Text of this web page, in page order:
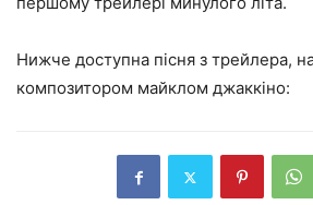
Нижче доступна пісня з трейлера,
композитором майклом джаккіно: